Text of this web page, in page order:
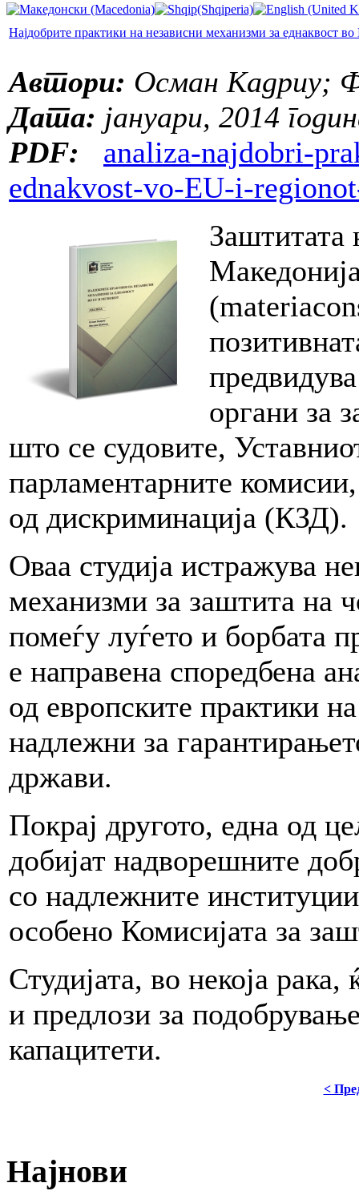
Најдобрите практики на независни механизми за еднаквост
Автори: Осман Кадриу;
Дата: јануари, 2014
PDF:
analiza-najdobri-
ednakvost-vo-EU-i-
Заштитата
органи за
што се судовите,
парламентарните
од дискриминација (КЗД).
Оваа студија истражува
механизми за заштита на
помеѓу луѓето и борбата
е направена споредбена
од европските практики
надлежни за
држави.
Покрај другото, една од
добијат надворешните
со надлежните
особено Комисијата за
Студијата, во некоја
и предлози за
капацитети.
<
Најнови